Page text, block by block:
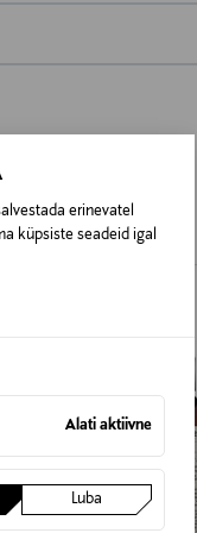
erinevatel
küpsiste seadeid igal
Alati aktiivne
Luba
kättesaamisest.
peavad olema